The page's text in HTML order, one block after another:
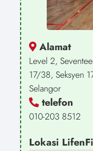
Alamat
Level 2,
17/38, Seksyen
Selangor
telefon
010-203 8512
Lokasi